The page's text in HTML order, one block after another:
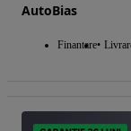
AutoBias
Finantare